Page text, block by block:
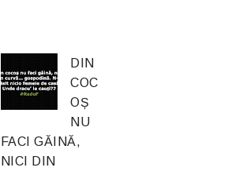
DIN
COC
OȘ
NU
FACI GĂINĂ,
NICI DIN